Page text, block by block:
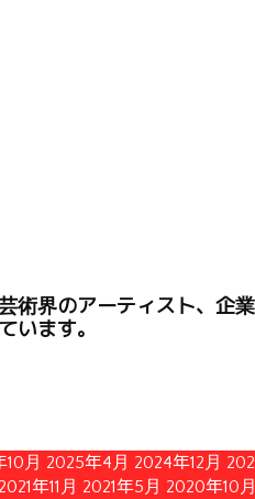
術界のアーティスト、企
います。
10月 2025年4月 2024年12月
2021年11月 2021年5月 2020年10月